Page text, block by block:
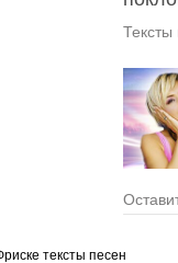
тексты песен